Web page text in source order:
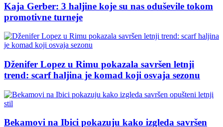
Kaja Gerber: 3 haljine koje su nas oduševile tokom
promotivne turneje
Dženifer Lopez u Rimu pokazala savršen letnji
trend: scarf haljina je komad koji osvaja sezonu
Bekamovi na Ibici pokazuju kako izgleda savršen